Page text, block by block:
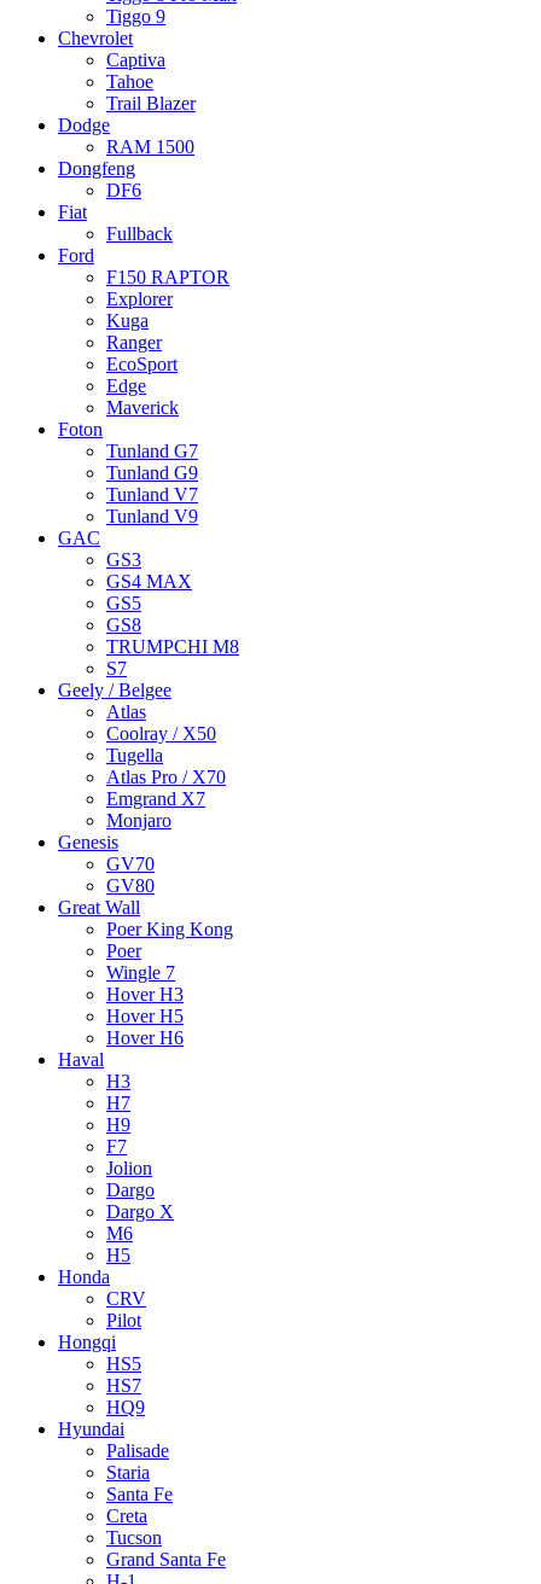
Tiggo 9
Chevrolet
Captiva
Tahoe
Trail Blazer
Dodge
RAM 1500
Dongfeng
DF6
Fiat
Fullback
Ford
F150 RAPTOR
Explorer
Kuga
Ranger
EcoSport
Edge
Maverick
Foton
Tunland G7
Tunland G9
Tunland V7
Tunland V9
GAC
GS3
GS4 MAX
GS5
GS8
TRUMPCHI M8
S7
Geely / Belgee
Atlas
Coolray / X50
Tugella
Atlas Pro / X70
Emgrand X7
Monjaro
Genesis
GV70
GV80
Great Wall
Poer King Kong
Poer
Wingle 7
Hover H3
Hover H5
Hover H6
Haval
H3
H7
H9
F7
Jolion
Dargo
Dargo X
M6
H5
Honda
CRV
Pilot
Hongqi
HS5
HS7
HQ9
Hyundai
Palisade
Staria
Santa Fe
Creta
Tucson
Grand Santa Fe